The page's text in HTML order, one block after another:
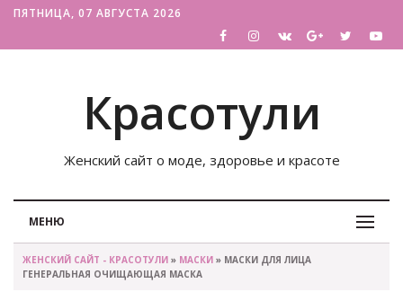
ПЯТНИЦА, 07 АВГУСТА 2026
Красотули
Женский сайт о моде, здоровье и красоте
МЕНЮ
ЖЕНСКИЙ САЙТ - КРАСОТУЛИ » МАСКИ » МАСКИ ДЛЯ ЛИЦА
ГЕНЕРАЛЬНАЯ ОЧИЩАЮЩАЯ МАСКА